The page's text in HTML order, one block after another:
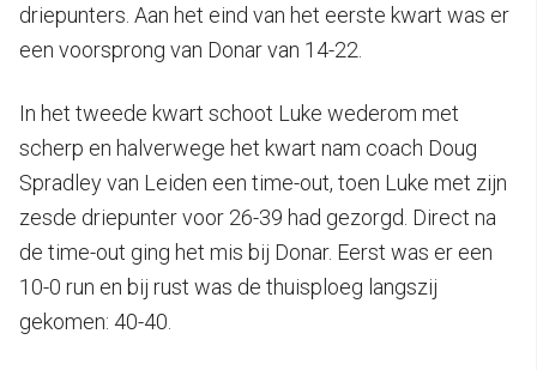
driepunters. Aan het eind van het eerste kwart was er
een voorsprong van Donar van 14-22.
In het tweede kwart schoot Luke wederom met
scherp en halverwege het kwart nam coach Doug
Spradley van Leiden een time-out, toen Luke met zijn
zesde driepunter voor 26-39 had gezorgd. Direct na
de time-out ging het mis bij Donar. Eerst was er een
10-0 run en bij rust was de thuisploeg langszij
gekomen: 40-40.